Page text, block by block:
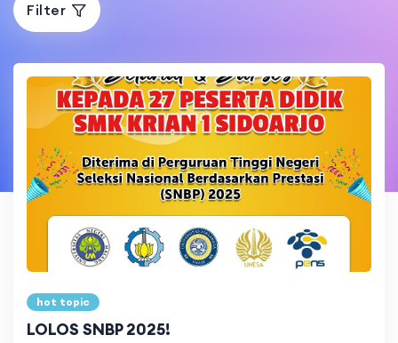
Filter
hot topic
LOLOS SNBP 2025!